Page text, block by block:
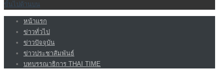
ขั้นไปด้านบน
หน้าแรก
ข่าวทั่วไป
ข่าวปัจจุบัน
ข่าวประชาสัมพันธ์
บทบรรณาธิการ THAI TIME